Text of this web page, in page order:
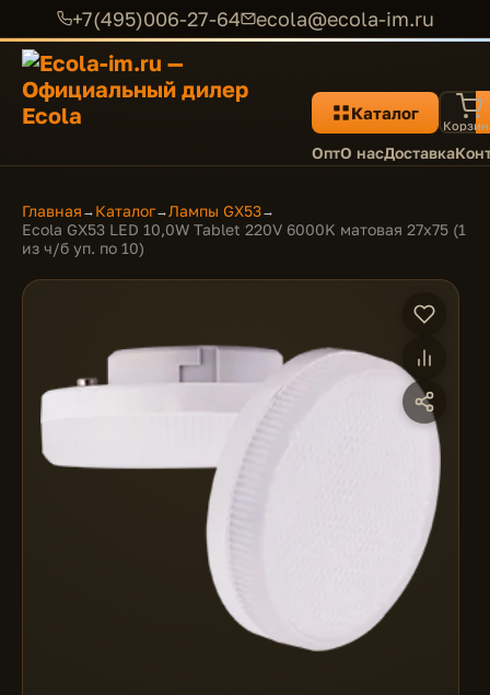
+7(495)006-27-64 ecola@ecola-im.ru
Каталог
ОптО насДоставка
Главная → Каталог→Лампы GX53→
Ecola GX53 LED 10,0W Tablet 220V 6000K матовая 27x75 (1
из ч/б уп. по 10)